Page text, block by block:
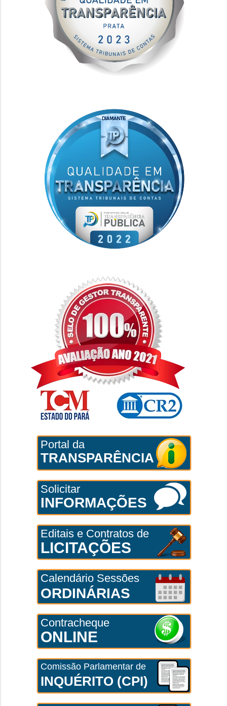
Portal da
TRANSPARÊNCIA
Solicitar
INFORMAÇÕES
Editais e Contratos de
LICITAÇÕES
Calendário Sessões
ORDINÁRIAS
Contracheque
ONLINE
Comissão Parlamentar de
INQUÉRITO (CPI)